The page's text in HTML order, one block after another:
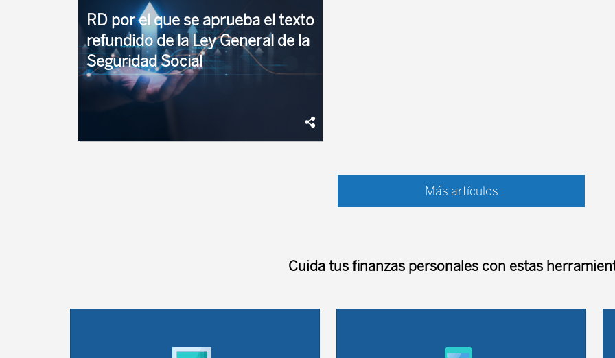
RD por el que se aprueba el texto
refundido de la Ley General de la
Seguridad Social
Más artículos
Cuida tus finanzas personales con estas